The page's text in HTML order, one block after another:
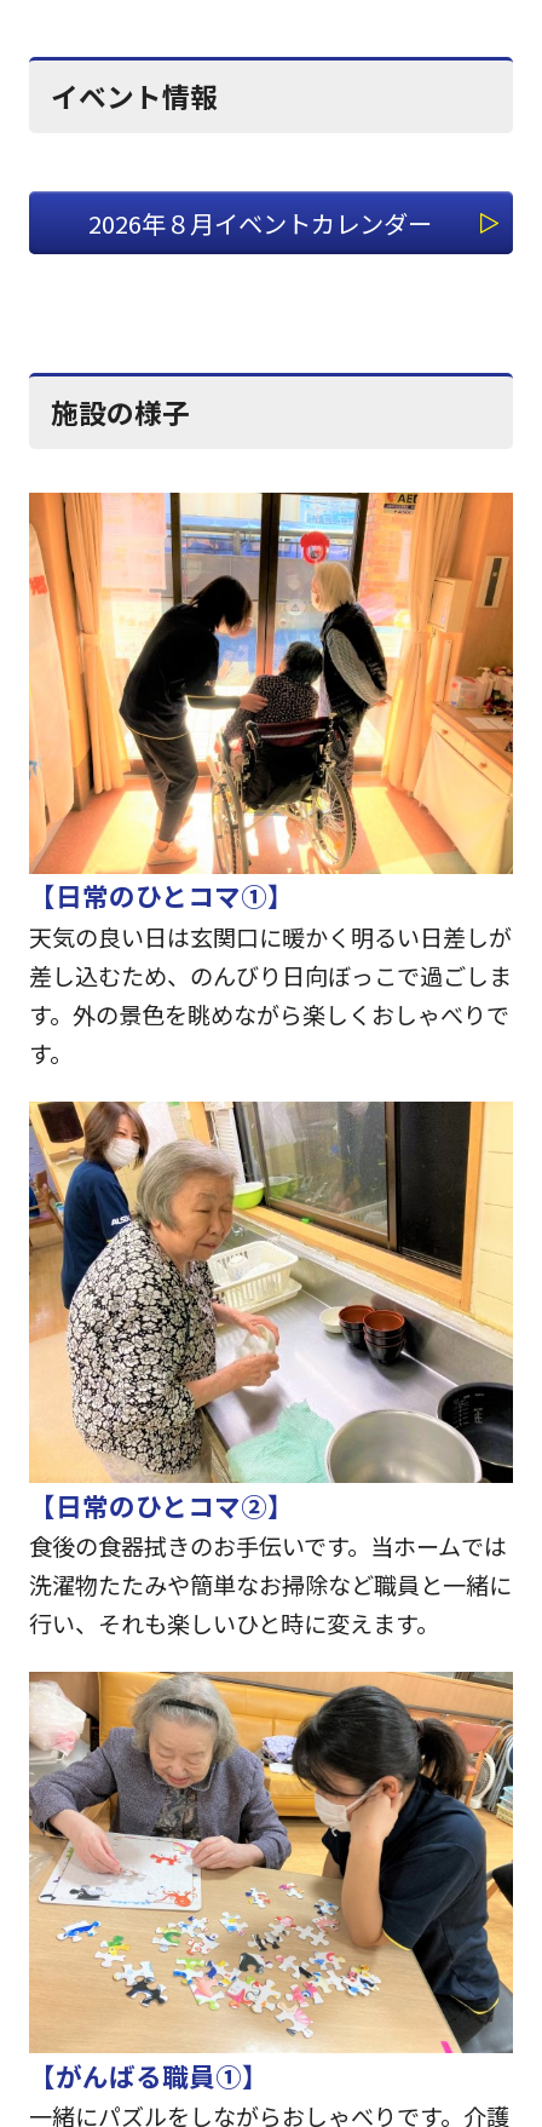
イベント情報
2026年８月イベントカレンダー
施設の様子
【日常のひとコマ①】
天気の良い日は玄関口に暖かく明るい日差しが
差し込むため、のんびり日向ぼっこで過ごしま
す。外の景色を眺めながら楽しくおしゃべりで
す。
【日常のひとコマ②】
食後の食器拭きのお手伝いです。当ホームでは
洗濯物たたみや簡単なお掃除など職員と一緒に
行い、それも楽しいひと時に変えます。
【がんばる職員①】
一緒にパズルをしながらおしゃべりです。介護